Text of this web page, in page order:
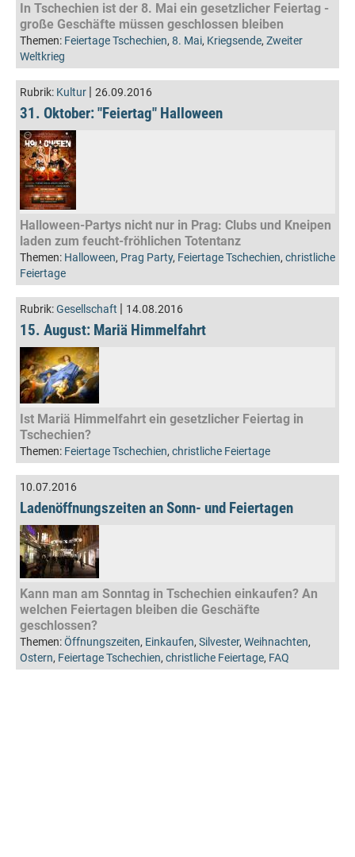
In Tschechien ist der 8. Mai ein gesetzlicher Feiertag -
große Geschäfte müssen geschlossen bleiben
Themen: Feiertage Tschechien, 8. Mai, Kriegsende, Zweiter
Weltkrieg
Rubrik: Kultur | 26.09.2016
31. Oktober: "Feiertag" Halloween
Halloween-Partys nicht nur in Prag: Clubs und Kneipen
laden zum feucht-fröhlichen Totentanz
Themen: Halloween, Prag Party, Feiertage Tschechien, christliche
Feiertage
Rubrik:Gesellschaft | 14.08.2016
15. August: Mariä Himmelfahrt
Ist Mariä Himmelfahrt ein gesetzlicher Feiertag in
Tschechien?
Themen: Feiertage Tschechien, christliche Feiertage
10.07.2016
Ladenöffnungszeiten an Sonn- und Feiertagen
Kann man am Sonntag in Tschechien einkaufen? An
welchen Feiertagen bleiben die Geschäfte
geschlossen?
Themen:Öffnungszeiten, Einkaufen, Silvester, Weihnachten,
Ostern, Feiertage Tschechien, christliche Feiertage, FAQ